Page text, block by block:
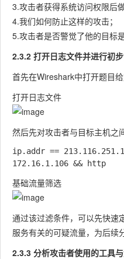
3.攻击者获得系统访问权限后
4.我们如何防止这样的攻击；
5.攻击者是否警觉了他的目标
2.3.2 打开日志文件并进行初
首先在Wireshark中打开题目给
打开日志文件
然后先对攻击者与目标主机之
ip.addr ==
基础流量筛选
通过该过滤条件，可以先快速
服务有关的可疑流量，为后续
2.3.3 分析攻击者使用的工具